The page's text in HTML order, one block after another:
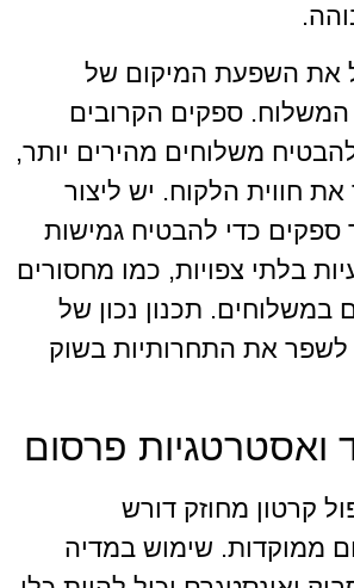
את השפעת המיקום של
המשלוח. ספקים הקרובים
משלוחים מהירים יותר,
חווית הלקוח. יש ליצור
כדי להבטיח גמישות
בלתי צפויות, כמו מחסורים
במשלוחים. תכנון נכון של
לשפר את התחרותיות בשוק
ואסטרטגיות פרסום
קרטון מחוזק דורש
ממוקדות. שימוש במדיה